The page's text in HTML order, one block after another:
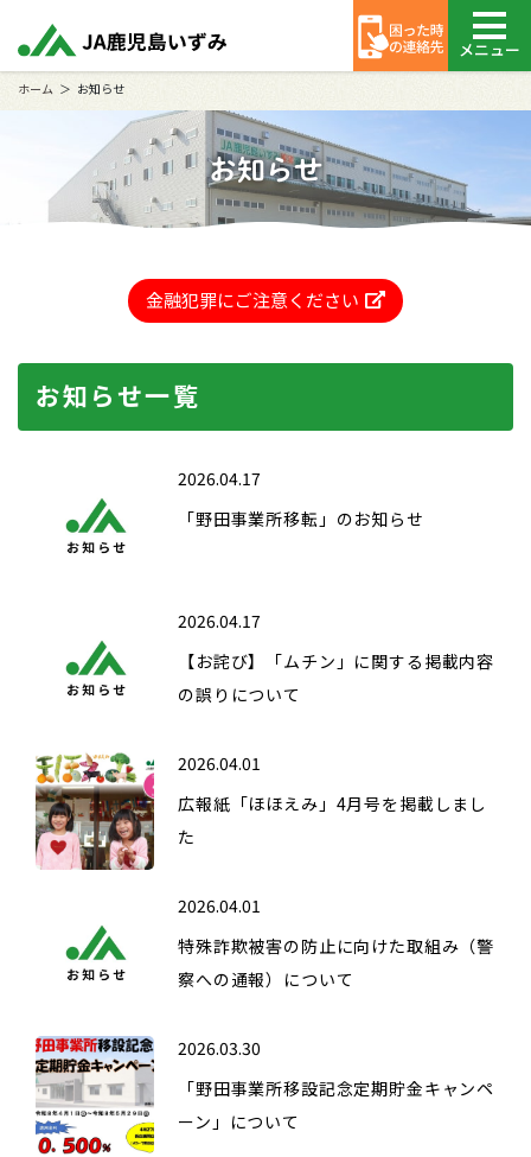
メニュー
ホーム お知らせ
お知らせ
金融犯罪にご注意ください
お知らせ一覧
2026.04.17
「野田事業所移転」のお知らせ
2026.04.17
【お詫び】「ムチン」に関する掲載内容
の誤りについて
2026.04.01
広報紙「ほほえみ」4月号を掲載しまし
た
2026.04.01
特殊詐欺被害の防止に向けた取組み（警
察への通報）について
2026.03.30
「野田事業所移設記念定期貯金キャンペ
ーン」について